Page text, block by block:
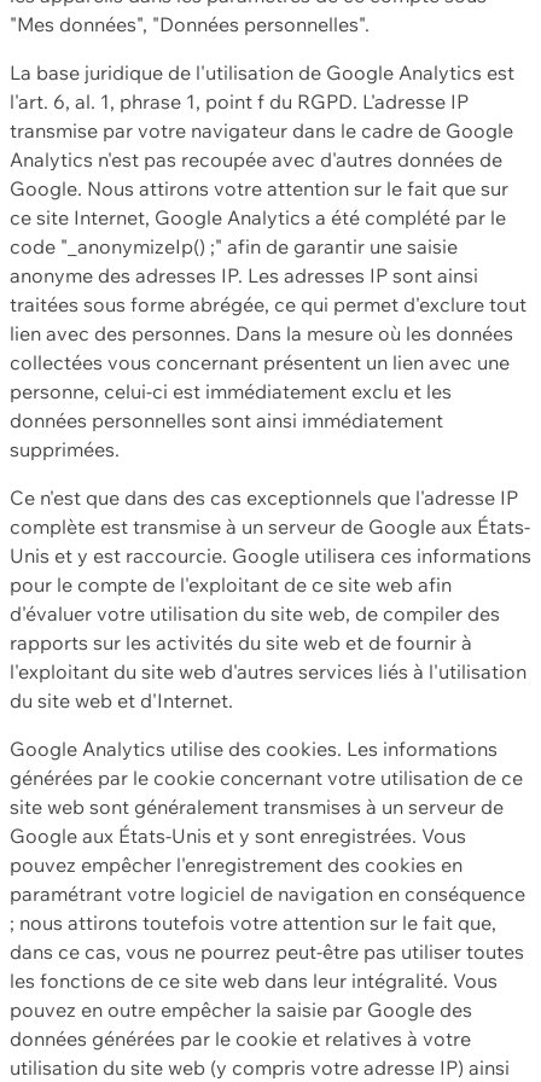
"Mes données", "Données personnelles".
La base juridique de l'utilisation de Google Analytics est
l'art. 6, al. 1, phrase 1, point f du RGPD. L'adresse IP
transmise par votre navigateur dans le cadre de Google
Analytics n'est pas recoupée avec d'autres données de
Google. Nous attirons votre attention sur le fait que sur
ce site Internet, Google Analytics a été complété par le
code "_anonymizeIp() ;" afin de garantir une saisie
anonyme des adresses IP. Les adresses IP sont ainsi
traitées sous forme abrégée, ce qui permet d'exclure tout
lien avec des personnes. Dans la mesure où les données
collectées vous concernant présentent un lien avec une
personne, celui-ci est immédiatement exclu et les
données personnelles sont ainsi immédiatement
supprimées.
Ce n'est que dans des cas exceptionnels que l'adresse IP
complète est transmise à un serveur de Google aux États-
Unis et y est raccourcie. Google utilisera ces informations
pour le compte de l'exploitant de ce site web afin
d'évaluer votre utilisation du site web, de compiler des
rapports sur les activités du site web et de fournir à
l'exploitant du site web d'autres services liés à l'utilisation
du site web et d'Internet.
Google Analytics utilise des cookies. Les informations
générées par le cookie concernant votre utilisation de ce
site web sont généralement transmises à un serveur de
Google aux États-Unis et y sont enregistrées. Vous
pouvez empêcher l'enregistrement des cookies en
paramétrant votre logiciel de navigation en conséquence
; nous attirons toutefois votre attention sur le fait que,
dans ce cas, vous ne pourrez peut-être pas utiliser toutes
les fonctions de ce site web dans leur intégralité. Vous
pouvez en outre empêcher la saisie par Google des
données générées par le cookie et relatives à votre
utilisation du site web (y compris votre adresse IP) ainsi